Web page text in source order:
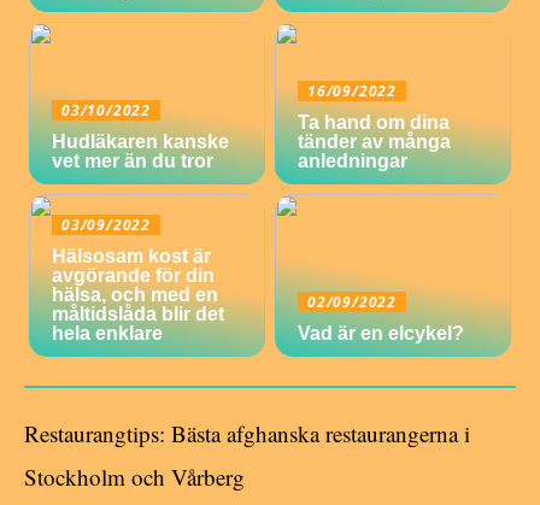
03/10/2022
Hudläkaren kanske
vet mer än du tror
16/09/2022
Ta hand om dina
tänder av många
anledningar
03/09/2022
Hälsosam kost är
avgörande för din
hälsa, och med en
måltidslåda blir det
hela enklare
02/09/2022
Vad är en elcykel?
Restaurangtips: Bästa afghanska restaurangerna i
Stockholm och Vårberg